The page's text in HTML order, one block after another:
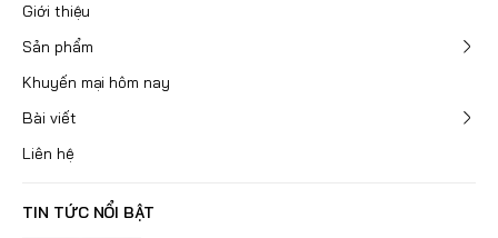
Giới thiệu
Sản phẩm
Khuyến mại hôm nay
Bài viết
Liên hệ
TIN TỨC NỔI BẬT